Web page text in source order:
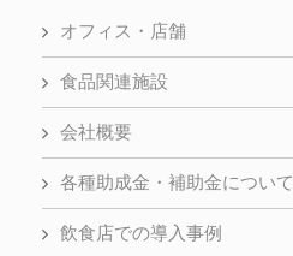
オフィス・店舗
食品関連施設
会社概要
各種助成金・補助金について
飲食店での導入事例